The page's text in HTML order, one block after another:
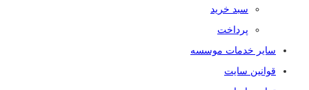
سبد خرید
پرداخت
سایر خدمات موسسه
قوانین سایت